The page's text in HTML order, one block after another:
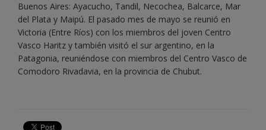
Buenos Aires: Ayacucho, Tandil, Necochea, Balcarce, Mar
del Plata y Maipú. El pasado mes de mayo se reunió en
Victoria (Entre Ríos) con los miembros del joven Centro
Vasco Haritz y también visitó el sur argentino, en la
Patagonia, reuniéndose con miembros del Centro Vasco de
Comodoro Rivadavia, en la provincia de Chubut.